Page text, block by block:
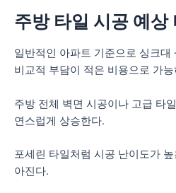
주방 타일 시공 예상
일반적인 아파트 기준으로 싱크대
비교적 부담이 적은 비용으로 가능
주방 전체 벽면 시공이나 고급 타
연스럽게 상승한다.
포세린 타일처럼 시공 난이도가
아진다.